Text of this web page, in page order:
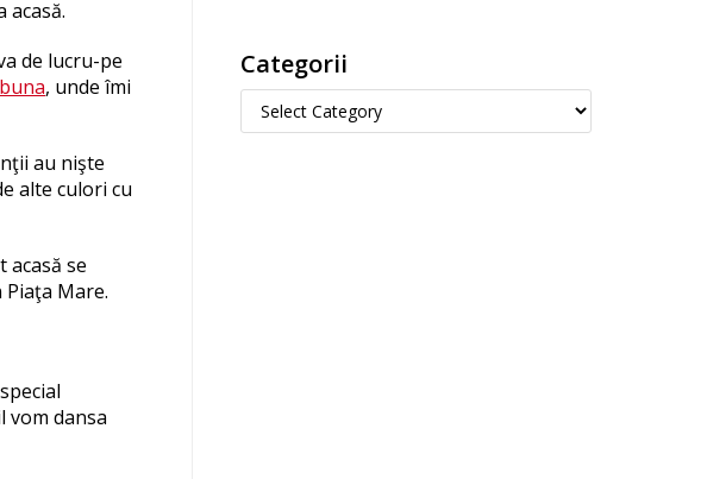
acasă.
de lucru-pe
, unde îmi
au nişte
alte culori cu
acasă se
Mare.
vom dansa
Categorii